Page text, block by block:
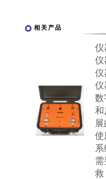
相关产品
仪
仪
仪
仪
数
和
使
救